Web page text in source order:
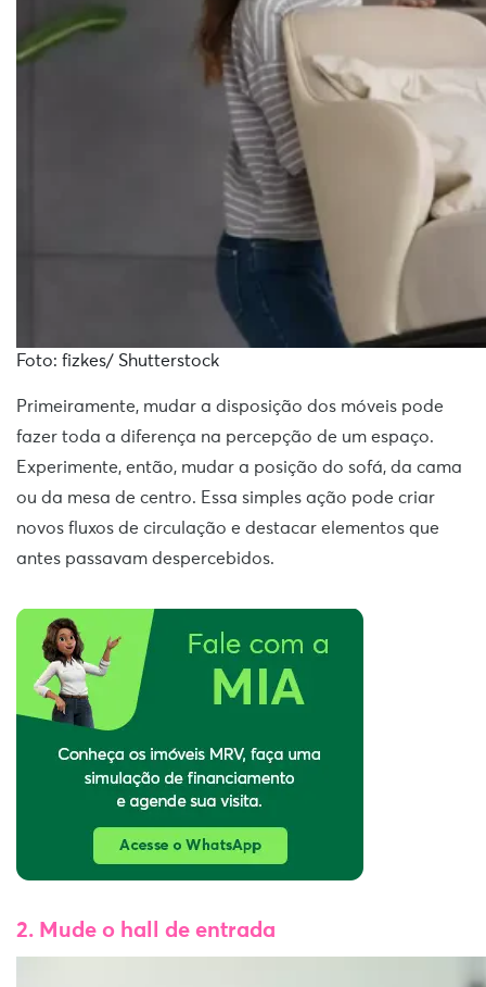
Foto: fizkes/ Shutterstock
Primeiramente, mudar a disposição dos móveis pode
fazer toda a diferença na percepção de um espaço.
Experimente, então, mudar a posição do sofá, da cama
ou da mesa de centro. Essa simples ação pode criar
novos fluxos de circulação e destacar elementos que
antes passavam despercebidos.
2. Mude o hall de entrada